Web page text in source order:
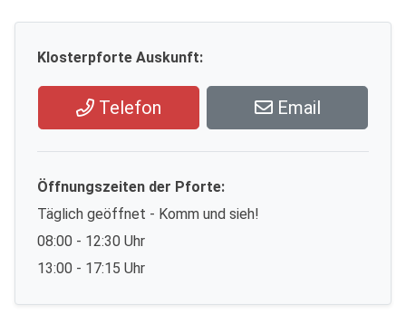
Klosterpforte Auskunft:
Telefon Email
Öffnungszeiten der Pforte:
Täglich geöffnet - Komm und sieh!
08:00 - 12:30 Uhr
13:00 - 17:15 Uhr